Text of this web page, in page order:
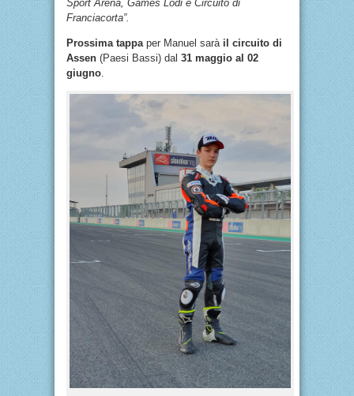
Sport Arena, Games Lodi e Circuito di
Franciacorta”.
Prossima tappa per Manuel sarà il circuito di
Assen (Paesi Bassi) dal 31 maggio al 02
giugno